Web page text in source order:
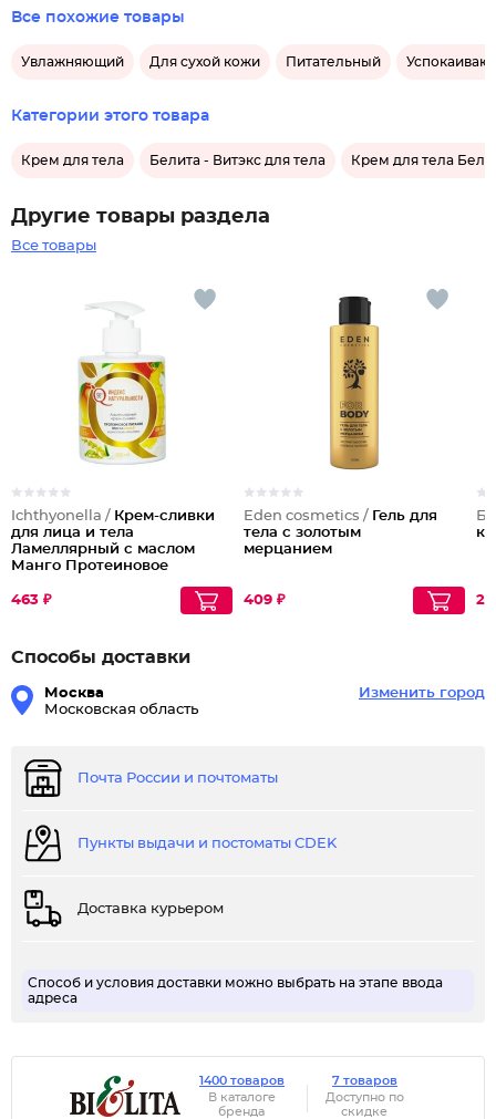
Все похожие товары
Увлажняющий Для сухой кожи Питательный
Категории этого товара
Крем для тела Белита - Витэкс для тела Крем для тела
Другие товары раздела
Все товары
Ichthyonella / Крем-сливки
для лица и тела
Ламеллярный с маслом
Манго Протеиновое
463 ₽
Eden cosmetics / Гель для
тела с золотым
мерцанием
409 ₽
Способы доставки
Москва
Московская область
Изменить город
Почта России и почтоматы
Пункты выдачи и постоматы CDEK
Доставка курьером
Способ и условия доставки можно выбрать на этапе ввода
адреса
1400 товаров
В каталоге
бренда
7 товаров
Доступно по
скидке